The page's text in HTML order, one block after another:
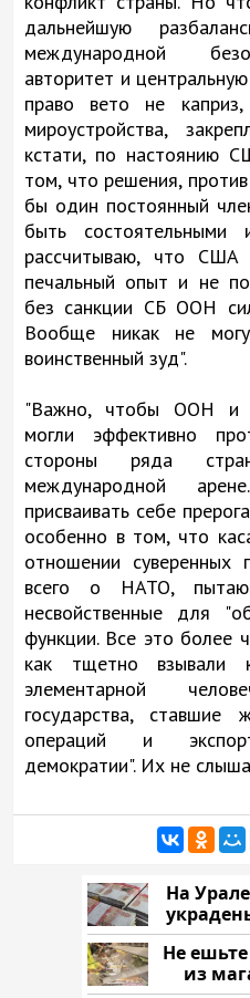
дальнейшую
международной
авторитет и
право вето не
мироустройства,
кстати, по настоянию
том, что решения,
бы один постоянный
быть состоятельными
рассчитываю, что США
печальный опыт и не
без санкции СБ ООН
Вообще никак не
воинственный зуд".
"Важно, чтобы ООН и
могли эффективно
стороны ряда
международной
присваивать себе
особенно в том, что
отношении суверенных
всего о НАТО,
несвойственные для
функции. Все это более
как тщетно
элементарной
государства, ставшие
операций и
демократии". Их не
На
Не ешьте
из